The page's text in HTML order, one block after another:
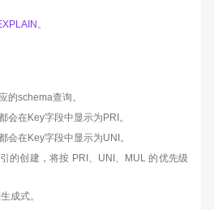
。
的schema查询。
会在Key字段中显示为PRI。
会在Key字段中显示为UNI。
的创建，将按 PRI、UNI、MUL 的优先级
成式。